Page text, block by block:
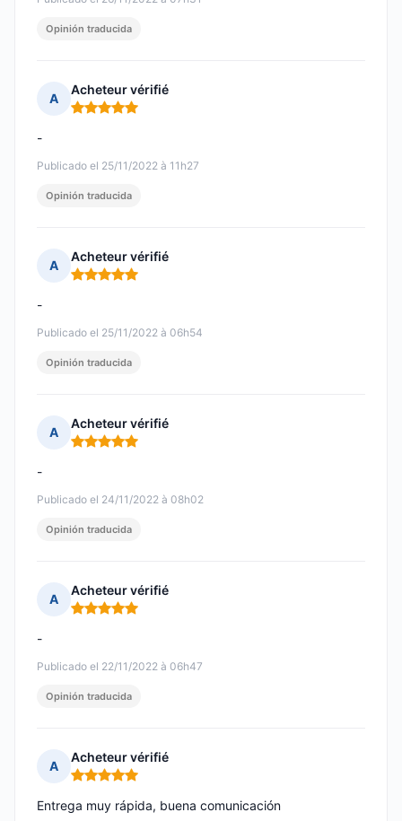
Opinión traducida
A
Acheteur vérifié
Nota: 5 de 5
Publicado el 25/11/2022 à 11h27
-
Opinión traducida
A
Acheteur vérifié
Nota: 5 de 5
Publicado el 25/11/2022 à 06h54
-
Opinión traducida
A
Acheteur vérifié
Nota: 5 de 5
Publicado el 24/11/2022 à 08h02
-
Opinión traducida
A
Acheteur vérifié
Nota: 5 de 5
Publicado el 22/11/2022 à 06h47
-
Opinión traducida
A
Acheteur vérifié
Nota: 5 de 5
Entrega muy rápida, buena comunicación